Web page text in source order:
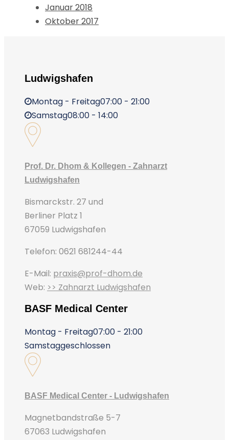
Januar 2018
Oktober 2017
Ludwigshafen
Montag - Freitag07:00 - 21:00
Samstag08:00 - 14:00
Prof. Dr. Dhom & Kollegen - Zahnarzt
Ludwigshafen
Bismarckstr. 27 und
Berliner Platz 1
67059 Ludwigshafen
Telefon: 0621 681244-44
E-Mail: praxis@prof-dhom.de
Web: >> Zahnarzt Ludwigshafen
BASF Medical Center
Montag - Freitag07:00 - 21:00
Samstaggeschlossen
BASF Medical Center - Ludwigshafen
Magnetbandstraße 5-7
67063 Ludwigshafen